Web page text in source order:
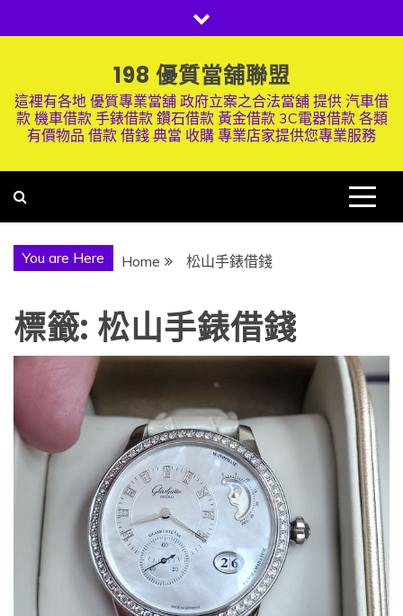
to
198 優質當舖聯盟
這裡有各地 優質專業當舖 政府立案之合法當舖 提供 汽車借
款 機車借款 手錶借款 鑽石借款 黃金借款 3C電器借款 各類
有價物品 借款 借錢 典當 收購 專業店家提供您專業服務
You are Here Home 松山手錶借錢
標籤: 松山手錶借錢